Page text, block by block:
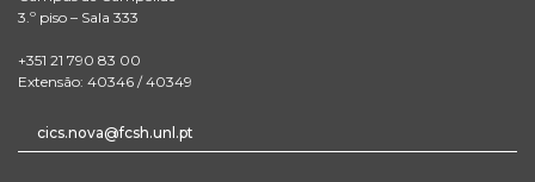
3.º piso – Sala 333
+351 21 790 83 00
Extensão: 40346 / 40349
cics.nova@fcsh.unl.pt